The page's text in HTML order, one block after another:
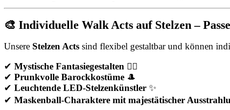
🎨 Individuelle Walk Acts auf Stelzen –
Unsere Stelzen Acts sind flexibel gestaltbar und können
✔ Mystische Fantasiegestalten 🧚‍♀️
✔ Prunkvolle Barockkostüme 🎩
✔ Leuchtende LED-Stelzenkünstler ✨
✔ Maskenball-Charaktere mit majestätischer